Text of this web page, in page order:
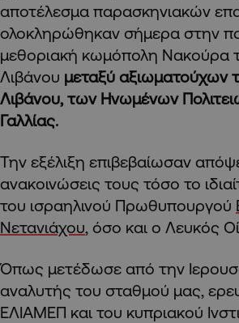
αποτέλεσμα παρασκηνιακών
ολοκληρώθηκαν σήμερα στην
μεθοριακή κωμόπολη Νακούρα
Λιβάνου μεταξύ αξιωματούχων
Λιβάνου, των Ηνωμένων
Γαλλίας.
Την εξέλιξη επιβεβαίωσαν
ανακοινώσεις τους τόσο το
του ισραηλινού Πρωθυπουργού
Νετανιάχου , όσο και ο Λευκός
Όπως μετέδωσε από την
αναλυτής του σταθμού μας,
ΕΛΙΑΜΕΠ και του κυπριακού